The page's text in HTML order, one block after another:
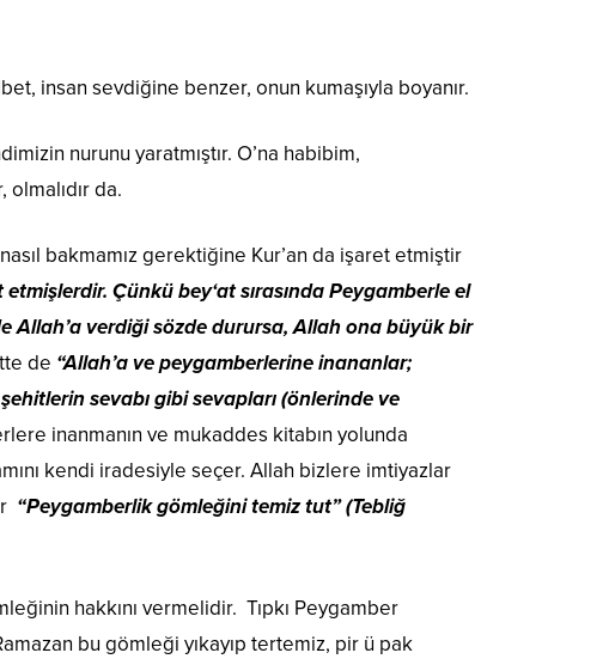
insan sevdiğine benzer, onun kumaşıyla boyanır.
nurunu yaratmıştır. O’na habibim,
da.
bakmamız gerektiğine Kur’an da işaret etmiştir
Çünkü bey‘at sırasında Peygamberle el
Allah’a verdiği sözde durursa, Allah ona büyük bir
de “Allah’a ve peygamberlerine inananlar;
sevabı gibi sevapları (önlerinde ve
inanmanın ve mukaddes kitabın yolunda
kendi iradesiyle seçer. Allah bizlere imtiyazlar
“Peygamberlik gömleğini temiz tut” (Tebliğ
hakkını vermelidir. Tıpkı Peygamber
bu gömleği yıkayıp tertemiz, pir ü pak